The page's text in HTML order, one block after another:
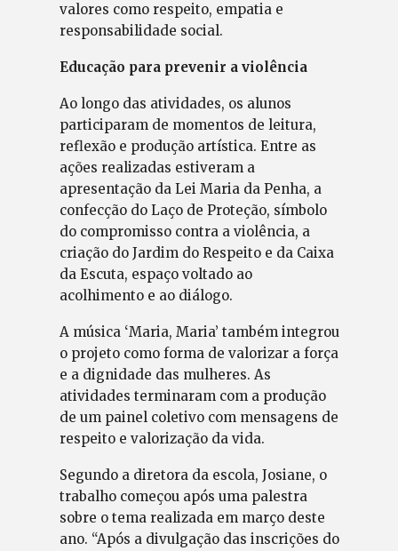
valores como respeito, empatia e
responsabilidade social.
Educação para prevenir a violência
Ao longo das atividades, os alunos
participaram de momentos de leitura,
reflexão e produção artística. Entre as
ações realizadas estiveram a
apresentação da Lei Maria da Penha, a
confecção do Laço de Proteção, símbolo
do compromisso contra a violência, a
criação do Jardim do Respeito e da Caixa
da Escuta, espaço voltado ao
acolhimento e ao diálogo.
A música ‘Maria, Maria’ também integrou
o projeto como forma de valorizar a força
e a dignidade das mulheres. As
atividades terminaram com a produção
de um painel coletivo com mensagens de
respeito e valorização da vida.
Segundo a diretora da escola, Josiane, o
trabalho começou após uma palestra
sobre o tema realizada em março deste
ano. “Após a divulgação das inscrições do